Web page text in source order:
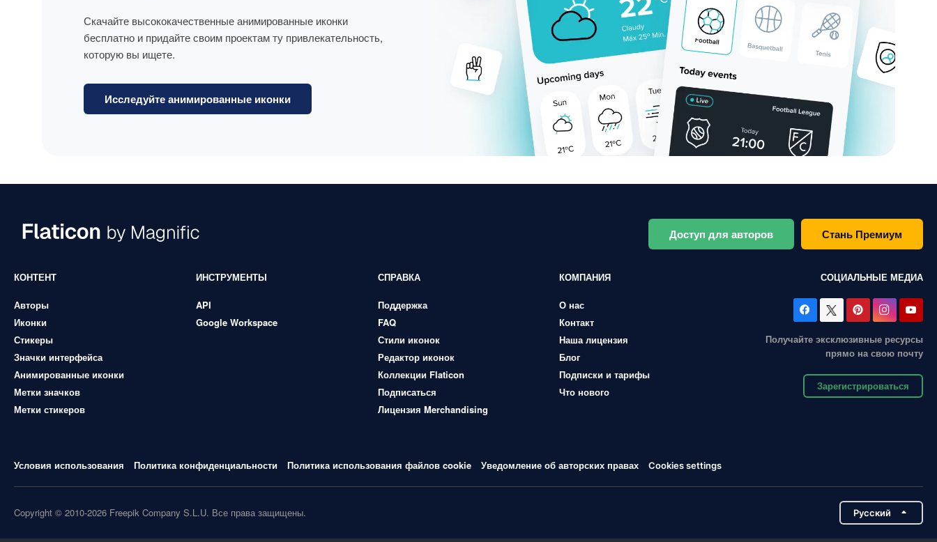
Скачайте высококачественные анимированные иконки
бесплатно и придайте своим проектам ту привлекательность,
которую вы ищете.
Исследуйте анимированные иконки
Доступ для авторов Стань Премиум
КОНТЕНТ
Авторы
Иконки
Стикеры
Значки интерфейса
Анимированные иконки
Метки значков
Метки стикеров
ИНСТРУМЕНТЫ
API
Google Workspace
СПРАВКА
Поддержка
FAQ
Стили иконок
Редактор иконок
Коллекции Flaticon
Подписаться
Лицензия Merchandising
КОМПАНИЯ
О нас
Контакт
Наша лицензия
Блог
Подписки и тарифы
Что нового
СОЦИАЛЬНЫЕ МЕДИА
Получайте эксклюзивные ресурсы
прямо на свою почту
Зарегистрироваться
Условия использования Политика конфиденциальности Политика использования файлов cookie Уведомление об авторских правах Cookies settings
Copyright © 2010-2026 Freepik Company S.L.U. Все права защищены. Pусский